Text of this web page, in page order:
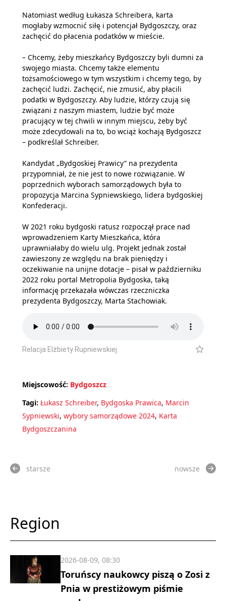
Natomiast według Łukasza Schreibera, karta
mogłaby wzmocnić siłę i potencjał Bydgoszczy, oraz
zachęcić do płacenia podatków w mieście.
– Chcemy, żeby mieszkańcy Bydgoszczy byli dumni za
swojego miasta. Chcemy także elementu
tożsamościowego w tym wszystkim i chcemy tego, by
zachęcić ludzi. Zachęcić, nie zmusić, aby płacili
podatki w Bydgoszczy. Aby ludzie, którzy czują się
związani z naszym miastem, ludzie być może
pracujący w tej chwili w innym miejscu, żeby być
może zdecydowali na to, bo wciąż kochają Bydgoszcz
– podkreślał Schreiber.
Kandydat „Bydgoskiej Prawicy” na prezydenta
przypomniał, że nie jest to nowe rozwiązanie. W
poprzednich wyborach samorządowych była to
propozycja Marcina Sypniewskiego, lidera bydgoskiej
Konfederacji.
W 2021 roku bydgoski ratusz rozpoczął prace nad
wprowadzeniem Karty Mieszkańca, która
uprawniałaby do wielu ulg. Projekt jednak został
zawieszony ze względu na brak pieniędzy i
oczekiwanie na unijne dotacje – pisał w październiku
2022 roku portal Metropolia Bydgoska, taką
informację przekazała wówczas rzeczniczka
prezydenta Bydgoszczy, Marta Stachowiak.
Relacja Elżbiety Rupniewskiej
Miejscowość: Bydgoszcz
Tagi: Łukasz Schreiber, Bydgoska Prawica, Marcin
Sypniewski, wybory samorządowe 2024, Karta
Bydgoszczanina
starsze nowsze
Region
Toruńscy naukowcy piszą o Zosi z
Pnia w prestiżowym piśmie
2026-08-09, 08:30